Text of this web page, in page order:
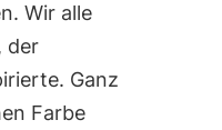
Wir alle
der
Ganz
Farbe